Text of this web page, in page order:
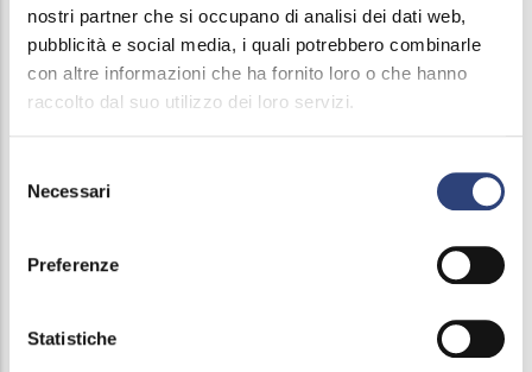
nostri partner che si occupano di analisi dei dati web,
pubblicità e social media, i quali potrebbero combinarle
con altre informazioni che ha fornito loro o che hanno
raccolto dal suo utilizzo dei loro servizi.
delNecessari
Preferenze
Statistiche
La Rete agirà su un territorio di 276 comuni, per un
totale di circa 1,4 milioni di abitanti e oltre 700 mila
utenti dell'acquedotto, gestendo circa 9mila
di rete fognaria. La nuova Rete è già proiettata
leadership sostenibile nel settore idrico lombardo.